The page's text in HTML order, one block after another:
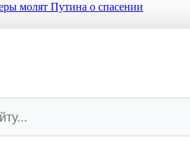
молят Путина о спасении
в руины
Запад сядет за стол
Sea Baby 2